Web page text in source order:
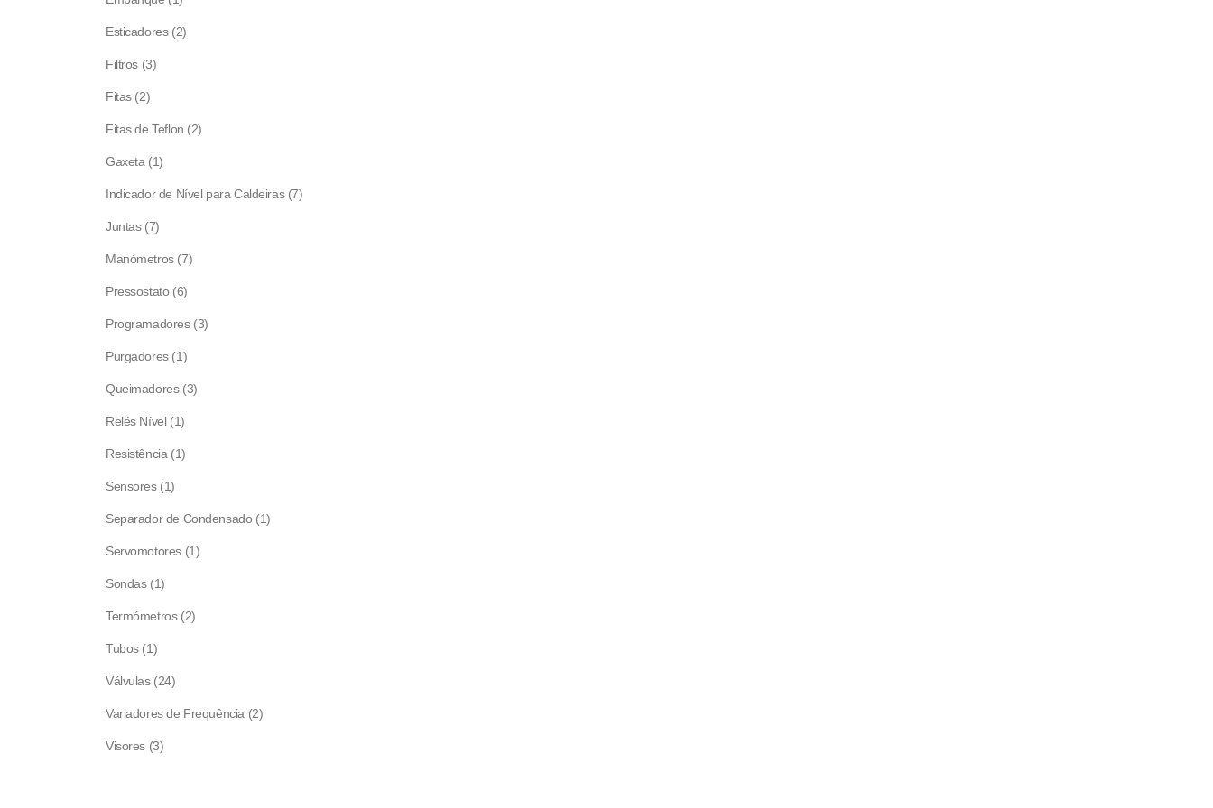
Esticadores 22
Filtros 33
Fitas 22
Fitas de Teflon 22
Gaxeta 11
Indicador de Nível para Caldeiras 77
Juntas 77
Manómetros 77
Pressostato 66
Programadores 33
Purgadores 11
Queimadores 33
Relés Nível 11
Resistência 11
Sensores 11
Separador de Condensado 11
Servomotores 11
Sondas 11
Termómetros 22
Tubos 11
Válvulas 2424
Variadores de Frequência 22
Visores 33